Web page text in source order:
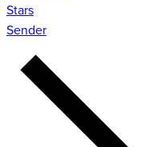
Stars
Sender